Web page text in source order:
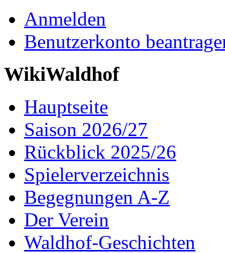
Anmelden
Benutzerkonto
WikiWaldhof
Hauptseite
Saison 2026/27
Rückblick 2025/26
Spielerverzeichnis
Begegnungen A-Z
Der Verein
Waldhof-Geschichten